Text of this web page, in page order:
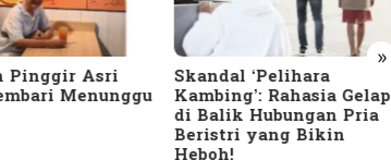
»
‘Pelihara
Rahasia Gelap
10 Tanda Suami
Selingkuh yang Jarang
Disadari: Cek Apakah
Pasanganmu Termasuk!